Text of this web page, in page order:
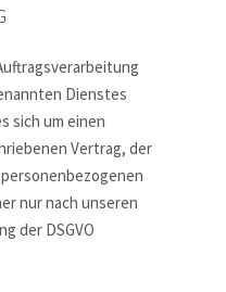
Dienstes
sich um einen
Vertrag, der
nur nach unseren
der DSGVO